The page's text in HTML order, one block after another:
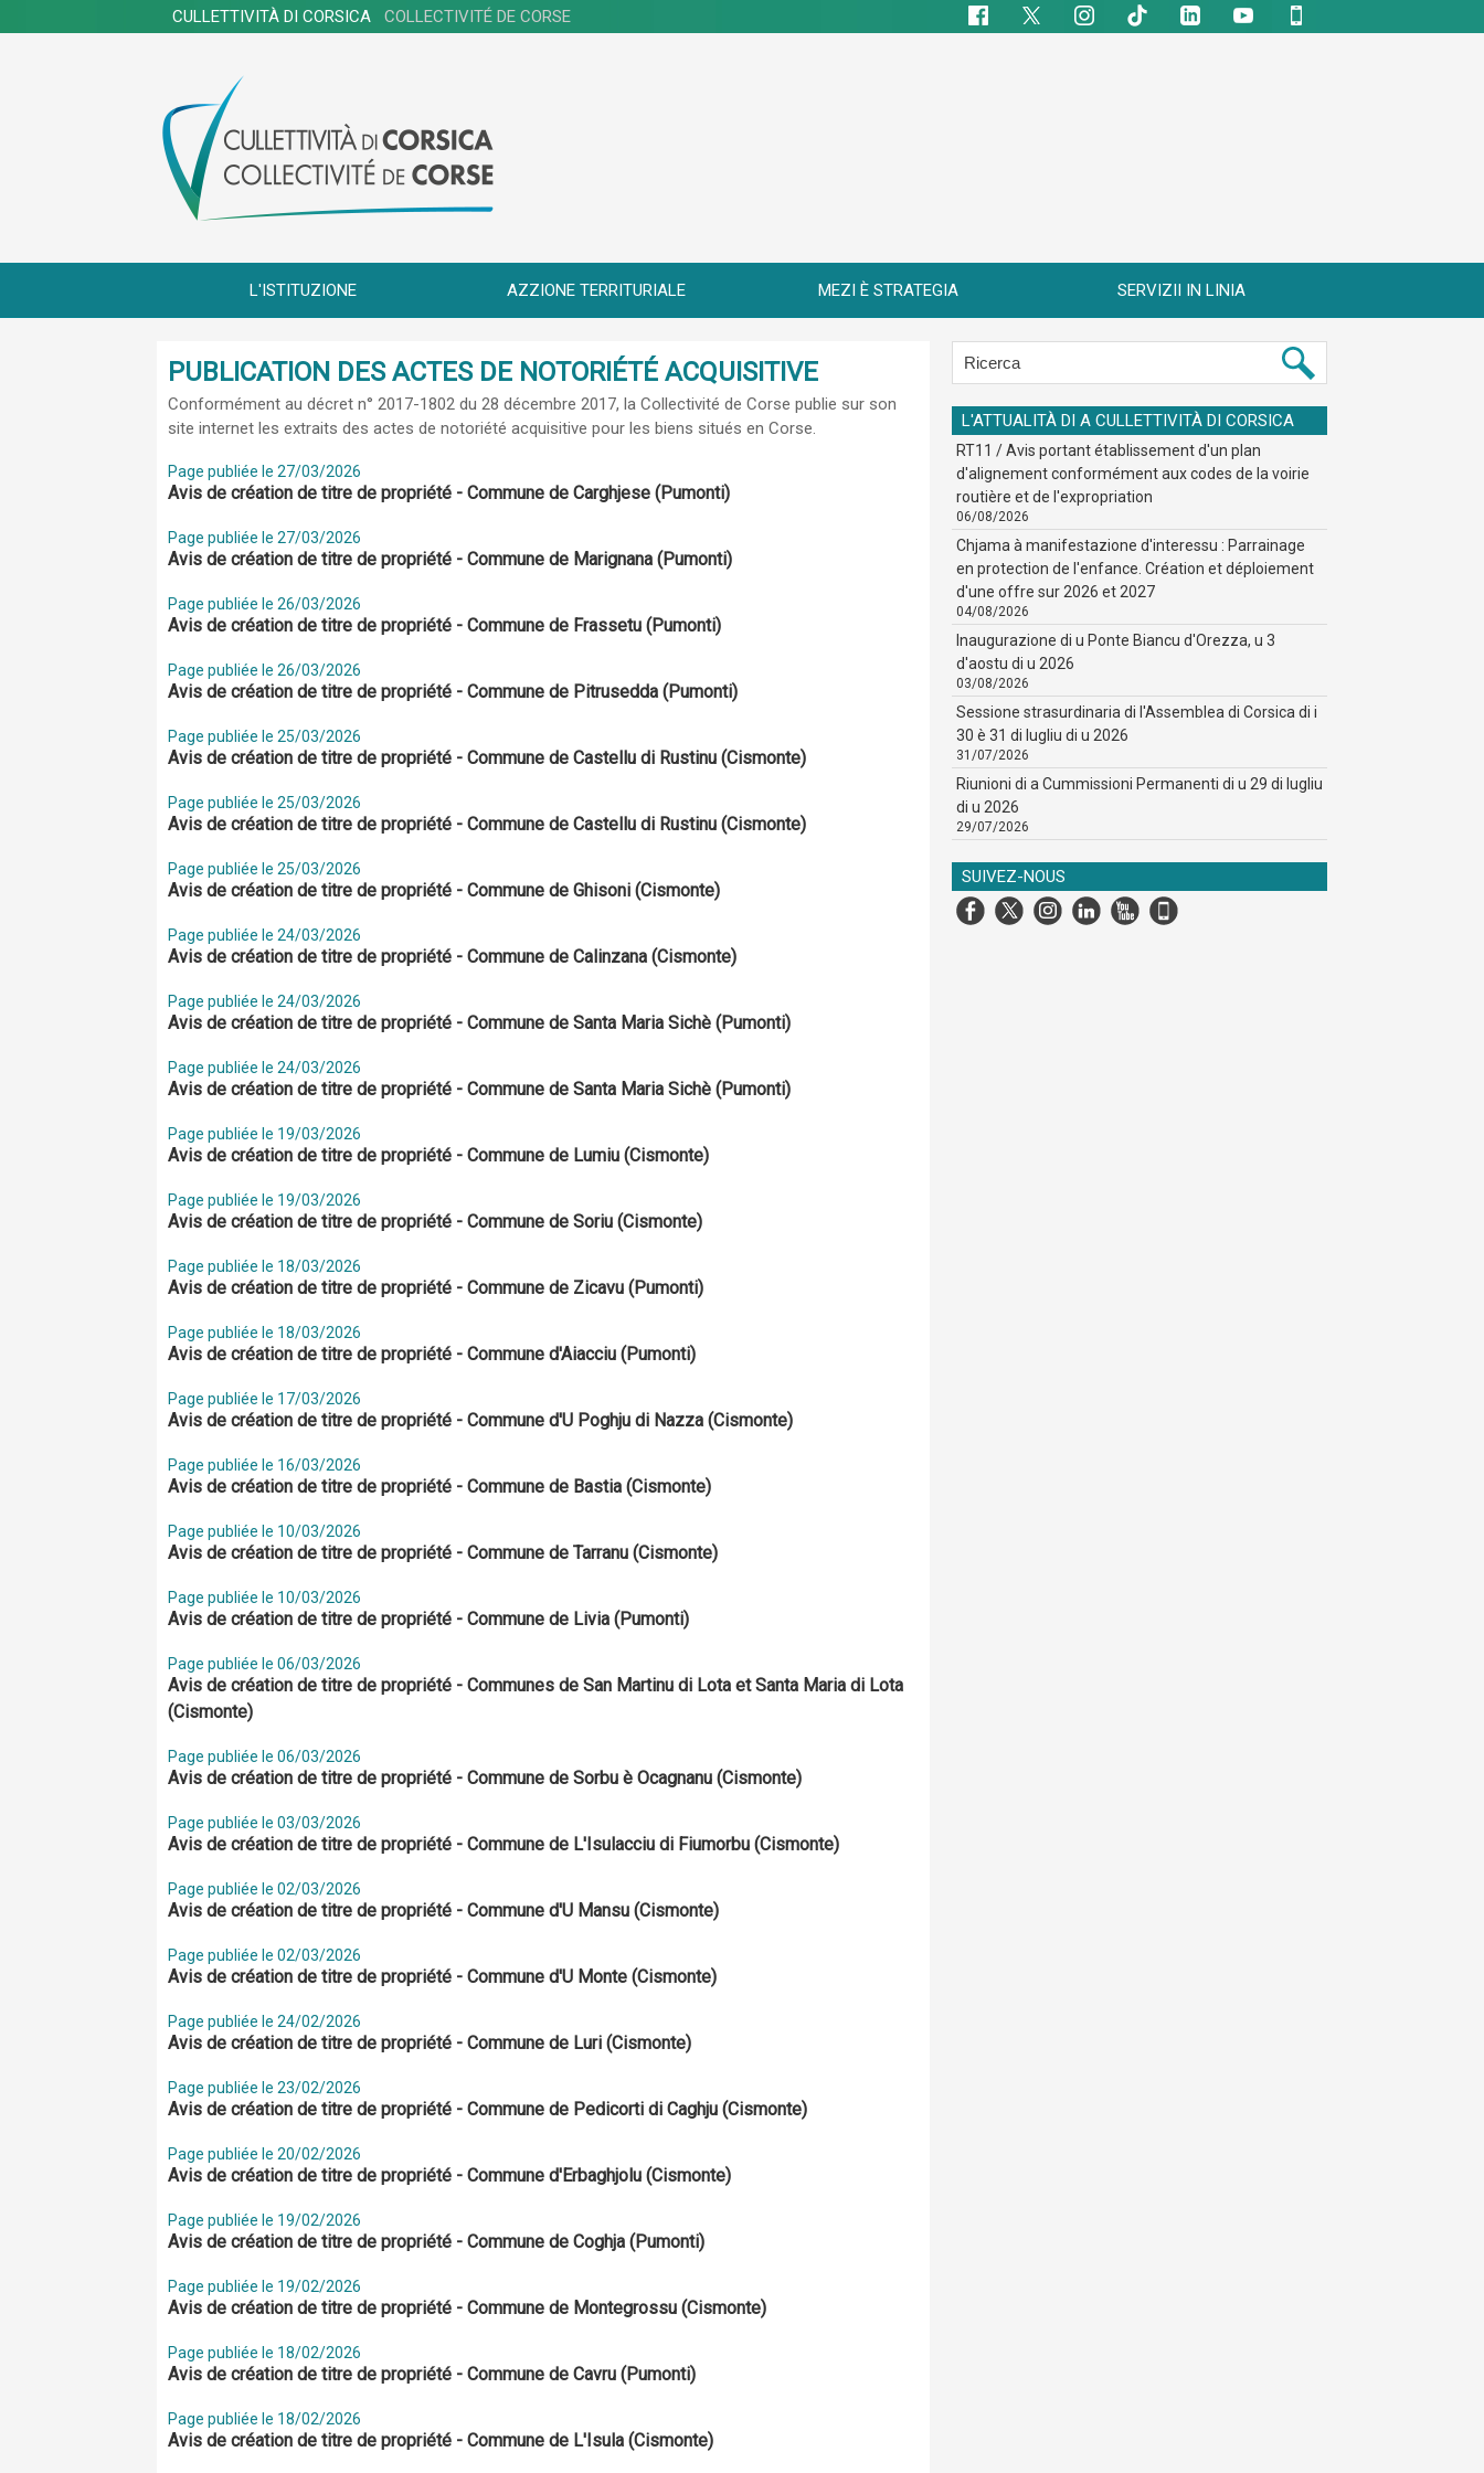
CULLETTIVITÀ DI CORSICA COLLECTIVITÉ DE CORSE
L'ISTITUZIONE AZZIONE TERRITURIALE MEZI È STRATEGIA SERVIZII IN LINIA
PUBLICATION DES ACTES DE NOTORIÉTÉ ACQUISITIVE
Conformément au décret n° 2017-1802 du 28 décembre 2017, la Collectivité de Corse publie sur son
site internet les extraits des actes de notoriété acquisitive pour les biens situés en Corse.
Page publiée le 27/03/2026
Avis de création de titre de propriété - Commune de Carghjese (Pumonti)
Page publiée le 27/03/2026
Avis de création de titre de propriété - Commune de Marignana (Pumonti)
Page publiée le 26/03/2026
Avis de création de titre de propriété - Commune de Frassetu (Pumonti)
Page publiée le 26/03/2026
Avis de création de titre de propriété - Commune de Pitrusedda (Pumonti)
Page publiée le 25/03/2026
Avis de création de titre de propriété - Commune de Castellu di Rustinu (Cismonte)
Page publiée le 25/03/2026
Avis de création de titre de propriété - Commune de Castellu di Rustinu (Cismonte)
Page publiée le 25/03/2026
Avis de création de titre de propriété - Commune de Ghisoni (Cismonte)
Page publiée le 24/03/2026
Avis de création de titre de propriété - Commune de Calinzana (Cismonte)
Page publiée le 24/03/2026
Avis de création de titre de propriété - Commune de Santa Maria Sichè (Pumonti)
Page publiée le 24/03/2026
Avis de création de titre de propriété - Commune de Santa Maria Sichè (Pumonti)
Page publiée le 19/03/2026
Avis de création de titre de propriété - Commune de Lumiu (Cismonte)
Page publiée le 19/03/2026
Avis de création de titre de propriété - Commune de Soriu (Cismonte)
Page publiée le 18/03/2026
Avis de création de titre de propriété - Commune de Zicavu (Pumonti)
Page publiée le 18/03/2026
Avis de création de titre de propriété - Commune d'Aiacciu (Pumonti)
Page publiée le 17/03/2026
Avis de création de titre de propriété - Commune d'U Poghju di Nazza (Cismonte)
Page publiée le 16/03/2026
Avis de création de titre de propriété - Commune de Bastia (Cismonte)
Page publiée le 10/03/2026
Avis de création de titre de propriété - Commune de Tarranu (Cismonte)
Page publiée le 10/03/2026
Avis de création de titre de propriété - Commune de Livia (Pumonti)
Page publiée le 06/03/2026
Avis de création de titre de propriété - Communes de San Martinu di Lota et Santa Maria di Lota
(Cismonte)
Page publiée le 06/03/2026
Avis de création de titre de propriété - Commune de Sorbu è Ocagnanu (Cismonte)
Page publiée le 03/03/2026
Avis de création de titre de propriété - Commune de L'Isulacciu di Fiumorbu (Cismonte)
Page publiée le 02/03/2026
Avis de création de titre de propriété - Commune d'U Mansu (Cismonte)
Page publiée le 02/03/2026
Avis de création de titre de propriété - Commune d'U Monte (Cismonte)
Page publiée le 24/02/2026
Avis de création de titre de propriété - Commune de Luri (Cismonte)
Page publiée le 23/02/2026
Avis de création de titre de propriété - Commune de Pedicorti di Caghju (Cismonte)
Page publiée le 20/02/2026
Avis de création de titre de propriété - Commune d'Erbaghjolu (Cismonte)
Page publiée le 19/02/2026
Avis de création de titre de propriété - Commune de Coghja (Pumonti)
Page publiée le 19/02/2026
Avis de création de titre de propriété - Commune de Montegrossu (Cismonte)
Page publiée le 18/02/2026
Avis de création de titre de propriété - Commune de Cavru (Pumonti)
Page publiée le 18/02/2026
Avis de création de titre de propriété - Commune de L'Isula (Cismonte)
L'ATTUALITÀ DI A CULLETTIVITÀ DI CORSICA
RT11 / Avis portant établissement d'un plan
d'alignement conformément aux codes de la voirie
routière et de l'expropriation
06/08/2026
Chjama à manifestazione d'interessu : Parrainage
en protection de l'enfance. Création et déploiement
d'une offre sur 2026 et 2027
04/08/2026
Inaugurazione di u Ponte Biancu d'Orezza, u 3
d'aostu di u 2026
03/08/2026
Sessione strasurdinaria di l'Assemblea di Corsica di i
30 è 31 di lugliu di u 2026
31/07/2026
Riunioni di a Cummissioni Permanenti di u 29 di lugliu
di u 2026
29/07/2026
SUIVEZ-NOUS